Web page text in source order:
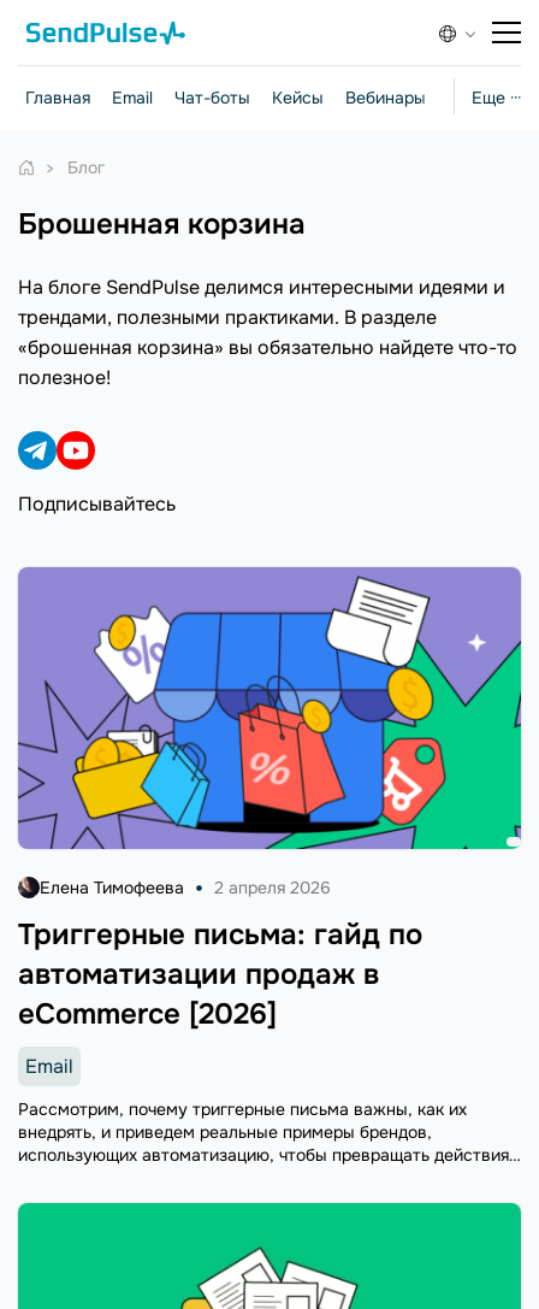
Еще ···
Главная Email Чат-боты Кейсы Вебинары Стратегии
Блог
брошенная корзина
На блоге SendPulse делимся интересными идеями и
трендами, полезными практиками. В разделе
«брошенная корзина» вы обязательно найдете что-то
полезное!
Подписывайтесь
Триггерные письма: гайд по
автоматизации продаж в
eCommerce [2026]
Елена Тимофеева 2 апреля 2026
Email
Рассмотрим, почему триггерные письма важны, как их
внедрять, и приведем реальные примеры брендов,
использующих автоматизацию, чтобы превращать действия